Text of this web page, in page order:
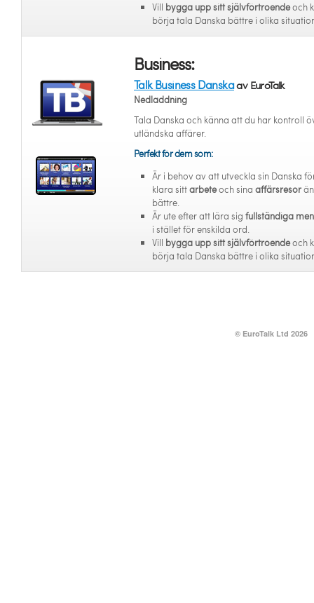
Vill bygga upp sitt självförtroendeoch
börja tala Danska bättre i olika
Business:
Talk Business Danskaav EuroTalk
Nedladdning
Tala Danska och känna att du har kontroll
utländska affärer.
Perfekt för dem som:
Är i behov av att utveckla sin Danska
klara sittarbeteoch sina affärsresor
bättre.
Är ute efter att lära sig fullständiga
i stället för enskilda ord.
Vill bygga upp sitt självförtroendeoch
börja tala Danska bättre i olika
© EuroTalk Ltd 2026